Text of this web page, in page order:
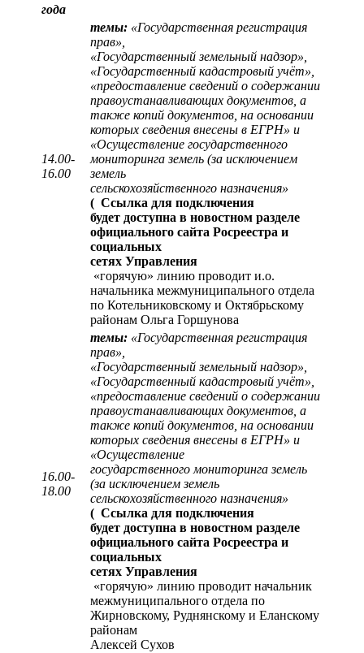
года
14.00-
16.00
темы: «Государственная регистрация
прав»,
«Государственный земельный надзор»,
«Государственный кадастровый учёт»,
«предоставление сведений о содержании
правоустанавливающих документов, а
также копий документов, на основании
которых сведения внесены в ЕГРН» и
«Осуществление государственного
мониторинга земель (за исключением
земель
сельскохозяйственного назначения»
( Ссылка для подключения
будет доступна в новостном разделе
официального сайта Росреестра и
социальных
сетях Управления
«горячую» линию проводит и.о.
начальника межмуниципального отдела
по Котельниковскому и Октябрьскому
районам Ольга Горшунова
16.00-
18.00
темы: «Государственная регистрация
прав»,
«Государственный земельный надзор»,
«Государственный кадастровый учёт»,
«предоставление сведений о содержании
правоустанавливающих документов, а
также копий документов, на основании
которых сведения внесены в ЕГРН» и
«Осуществление
государственного мониторинга земель
(за исключением земель
сельскохозяйственного назначения»
( Ссылка для подключения
будет доступна в новостном разделе
официального сайта Росреестра и
социальных
сетях Управления
«горячую» линию проводит начальник
межмуниципального отдела по
Жирновскому, Руднянскому и Еланскому
районам
Алексей Сухов